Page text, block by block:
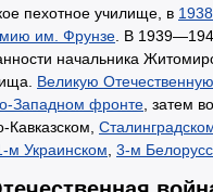
пехотное училище, в
им. Фрунзе . В
начальника
Великую
Западном фронте , затем
Кавказском,
м Украинском 3-м